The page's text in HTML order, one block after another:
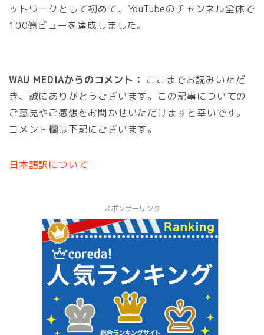
ットワークとして初めて、YouTubeのチャンネル全体で
100億ビューを達成しました。
WAU MEDIAからのコメント： ここまでお読みいただ
き、誠にありがとうございます。この記事についての
ご意見やご感想をお聞かせいただけますと幸いです。
コメント欄は下記にございます。
日本語訳について
スポンサーリンク